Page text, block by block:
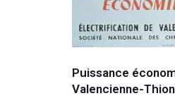
Puissance
Valencienne-